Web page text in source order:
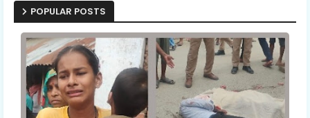
POPULAR POSTS